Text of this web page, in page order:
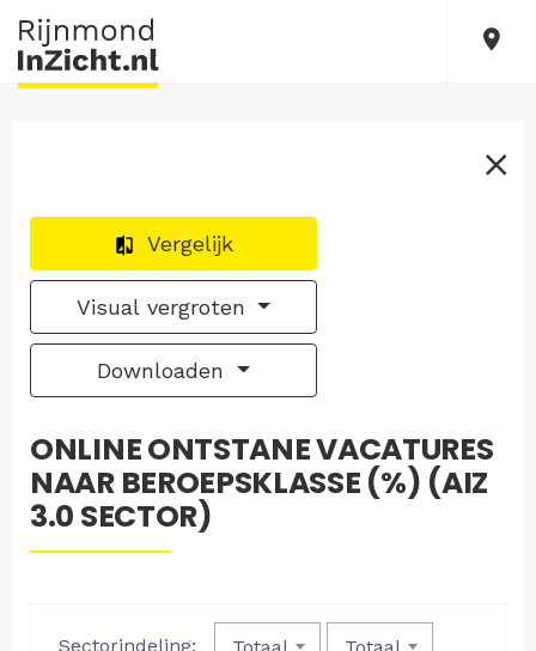
Vergelijk
Visual vergroten
Downloaden
ONLINE ONTSTANE VACATURES
NAAR BEROEPSKLASSE (%) (AIZ
3.0 SECTOR)